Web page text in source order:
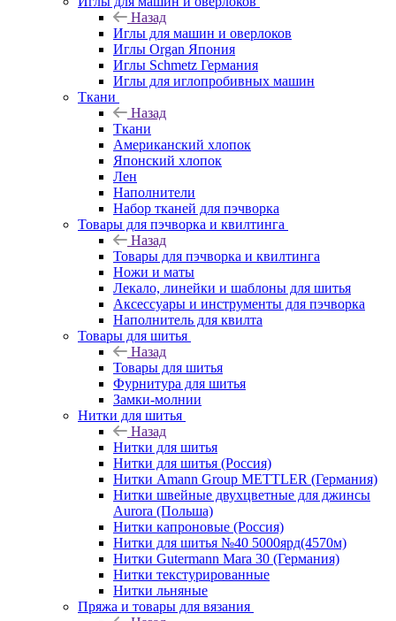
Назад
Иглы для машин и оверлоков
Иглы Organ Япония
Иглы Schmetz Германия
Иглы для иглопробивных машин
Ткани
Назад
Ткани
Американский хлопок
Японский хлопок
Лен
Наполнители
Набор тканей для пэчворка
Товары для пэчворка и квилтинга
Назад
Товары для пэчворка и квилтинга
Ножи и маты
Лекало, линейки и шаблоны для шитья
Аксессуары и инструменты для пэчворка
Наполнитель для квилта
Товары для шитья
Назад
Товары для шитья
Фурнитура для шитья
Замки-молнии
Нитки для шитья
Назад
Нитки для шитья
Нитки для шитья (Россия)
Нитки Amann Group METTLER (Германия)
Нитки швейные двухцветные для джинсы
Aurora (Польша)
Нитки капроновые (Россия)
Нитки для шитья №40 5000ярд(4570м)
Нитки Gutermann Mara 30 (Германия)
Нитки текстурированные
Нитки льняные
Пряжа и товары для вязания